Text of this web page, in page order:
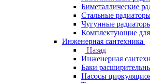
Биметаллические
Стальные
Чугунные
Комплектующие для
Инженерная сантехника
Назад
Инженерная
Баки
Насосы